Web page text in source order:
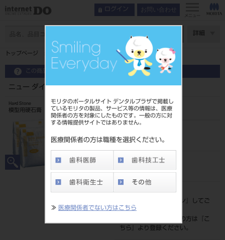
モリタのポータルサイト デンタルプラザで掲載し
ているモリタの製品、サービス等の情報は、医療
関係者の方を対象にしたものです。一般の方に対
する情報提供サイトではありません。
医療関係者の方は職種を選択ください。
≫ 医療関係者でない方はこちら
ログイン お問い合わせ
メニュー
詳細
トップページ ニュー ダイヤストーン 3kg テンダーオレンジ
この商品に関するお問い合わせ
ニュー ダイヤストーン 3kg テンダーオレンジ
Hard Stone
模型用硬石膏
202330001
JAN/EANコード
標準価格
ログイン
』してご
覧ください。
ネット会員登録がまだの方は『
こ
ちら
』より登録ください。